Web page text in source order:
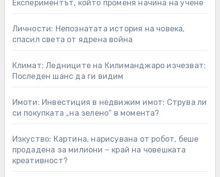
Експериментът, който променя начина на учене
Личности: Непознатата история на човека,
спасил света от ядрена война
Климат: Ледниците на Килиманджаро изчезват:
Последен шанс да ги видим
Имоти: Инвестиция в недвижим имот: Струва ли
си покупката „на зелено“ в момента?
Изкуство: Картина, нарисувана от робот, беше
продадена за милиони – край на човешката
креативност?